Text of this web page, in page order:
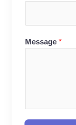
Message *